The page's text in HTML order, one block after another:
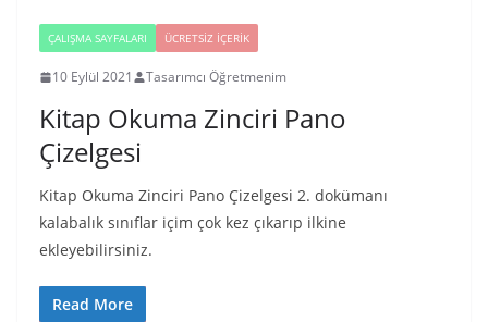
ÇALIŞMA SAYFALARI ÜCRETSIZ İÇERIK
10 Eylül 2021 Tasarımcı Öğretmenim
Kitap Okuma Zinciri Pano
Çizelgesi
Kitap Okuma Zinciri Pano Çizelgesi 2. dokümanı
kalabalık sınıflar içim çok kez çıkarıp ilkine
ekleyebilirsiniz.
Read More